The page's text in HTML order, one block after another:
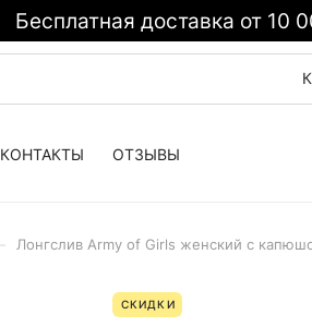
Бесплатная доставка от 10
КОНТАКТЫ ОТЗЫВЫ
Лонгслив Army of Girls женский с
СКИДКИ